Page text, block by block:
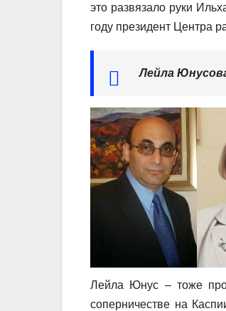
это развязало руки
году президент Центра
Лейла
Лейла Юнус – тоже
соперничестве на